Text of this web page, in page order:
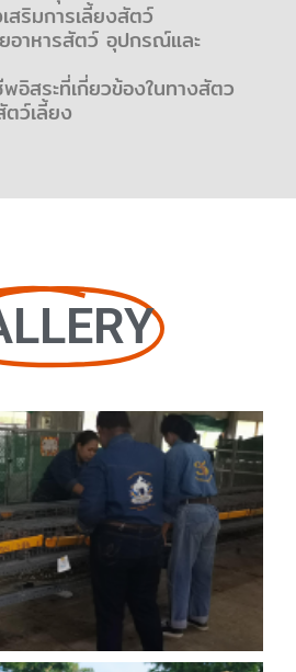
สริมการเลี้ยงสัตว์
อาหารสัตว์ อุปกรณ์และ
อิสระที่เกี่ยวข้องในทางสัตว
ว์เลี้ยง